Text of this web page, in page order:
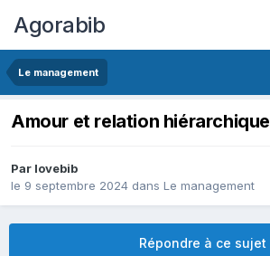
Agorabib
Le management
Amour et relation hiérarchique
Par lovebib
le 9 septembre 2024 dans Le management
Répondre à ce sujet